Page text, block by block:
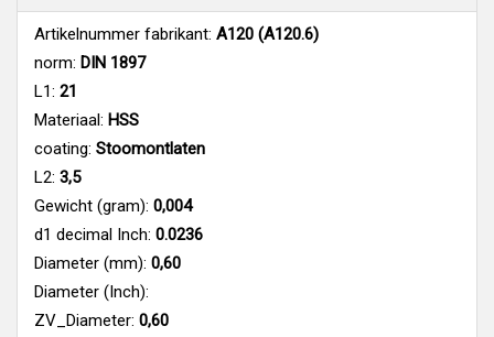
Artikelnummer fabrikant: A120 (A120.6)
norm: DIN 1897
L1: 21
Materiaal: HSS
coating: Stoomontlaten
L2: 3,5
Gewicht (gram): 0,004
d1 decimal Inch: 0.0236
Diameter (mm): 0,60
Diameter (Inch):
ZV_Diameter: 0,60